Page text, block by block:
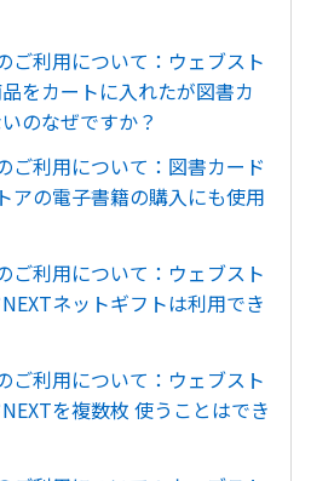
ご利用について：ウェブスト
をカートに入れたが図書カ
のなぜですか？
ご利用について：図書カード
アの電子書籍の購入にも使用
ご利用について：ウェブスト
ネットギフトは利用でき
ご利用について：ウェブスト
を複数枚 使うことはでき